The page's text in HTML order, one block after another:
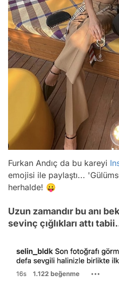
Furkan Andıç da bu kareyi
emojisi ile paylaştı...
herhalde! 😛
Uzun zamandır bu anı
sevinç çığlıkları attı